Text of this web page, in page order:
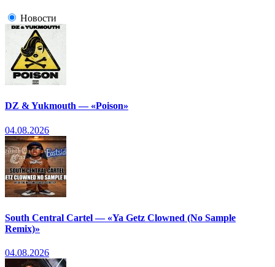
Новости
DZ & Yukmouth — «Poison»
04.08.2026
South Central Cartel — «Ya Getz Clowned (No Sample
Remix)»
04.08.2026